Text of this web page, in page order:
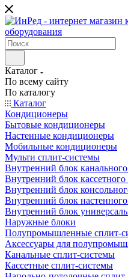
Каталог
По всему сайту
По каталогу
Каталог
Кондиционеры
Бытовые кондиционеры
Настенные кондиционеры
Мобильные кондиционеры
Мульти сплит-системы
Внутренний блок
Внутренний блок кассетного
Внутренний блок
Внутренний блок
Внутренний блок
Наружные блоки
Полупромышленные сплит-
Аксессуары для
Канальные сплит-системы
Кассетные сплит-системы